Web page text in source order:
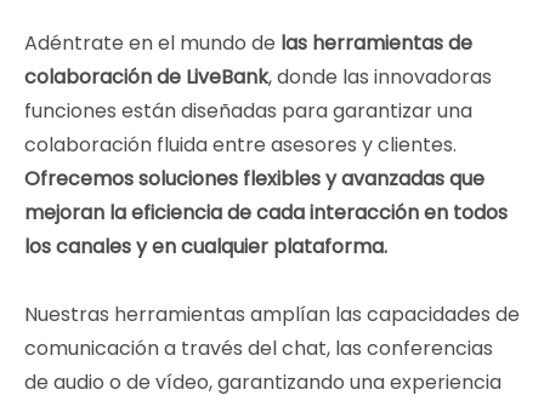
Adéntrate en el mundo de las herramientas de
colaboración de LiveBank, donde las innovadoras
funciones están diseñadas para garantizar una
colaboración fluida entre asesores y clientes.
Ofrecemos soluciones flexibles y avanzadas que
mejoran la eficiencia de cada interacción en todos
los canales y en cualquier plataforma.
Nuestras herramientas amplían las capacidades de
comunicación a través del chat, las conferencias
de audio o de vídeo, garantizando una experiencia